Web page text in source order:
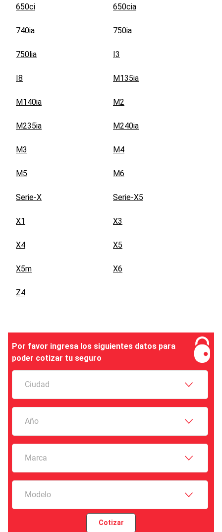
650ci 650cia
740ia 750ia
750lia I3
I8 M135ia
M140ia M2
M235ia M240ia
M3 M4
M5 M6
Serie-X Serie-X5
X1 X3
X4 X5
X5m X6
Z4
Por favor ingresa los siguientes datos para
poder cotizar tu seguro
Ciudad
Año
Marca
Modelo
Cotizar